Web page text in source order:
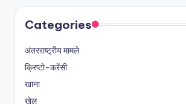
Categories
अंतरराष्ट्रीय मामले
क्रिप्टो-करेंसी
खाना
खेल